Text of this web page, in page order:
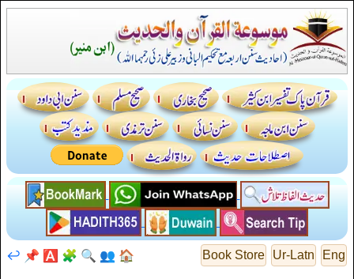
Eng
Ur-Latn
Book Store
🏠
👥
🔍
🧩
🅰️
📌
↩️